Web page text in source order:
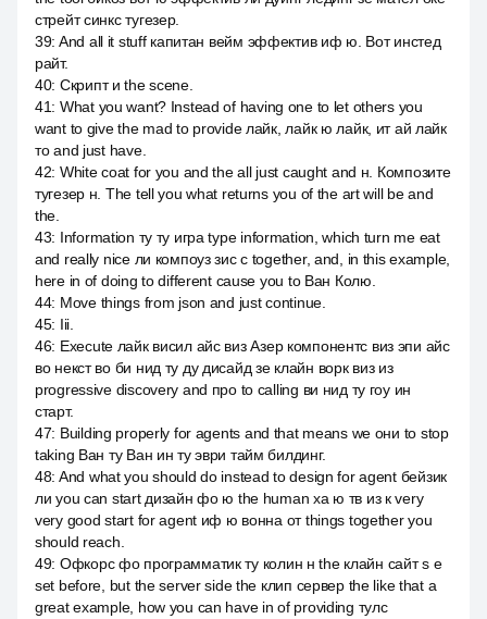
стрейт синкс тугезер.
39: And all it stuff капитан вейм эффектив иф ю. Вот инстед
райт.
40: Скрипт и the scene.
41: What you want? Instead of having one to let others you
want to give the mad to provide лайк, лайк ю лайк, ит ай лайк
то and just have.
42: White coat for you and the all just caught and н. Композите
тугезер н. The tell you what returns you of the art will be and
the.
43: Information ту ту игра type information, which turn me eat
and really nice ли компоуз зис с together, and, in this example,
here in of doing to different cause you to Ван Колю.
44: Move things from json and just continue.
45: Iii.
46: Execute лайк висил айс виз Азер компонентс виз эпи айс
во некст во би нид ту ду дисайд зе клайн ворк виз из
progressive discovery and про to calling ви нид ту гоу ин
старт.
47: Building properly for agents and that means we они to stop
taking Ван ту Ван ин ту эври тайм билдинг.
48: And what you should do instead to design for agent бейзик
ли you can start дизайн фо ю the human ха ю тв из к very
very good start for agent иф ю вонна от things together you
should reach.
49: Офкорс фо программатик ту колин н the клайн сайт s e
set before, but the server side the клип сервер the like that a
great example, how you can have in of providing тулс